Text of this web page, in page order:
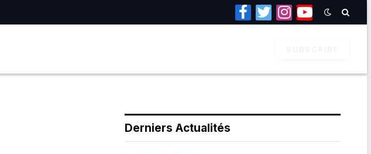
Facebook
TwitterInstagramYouTube
Derniers Actualités